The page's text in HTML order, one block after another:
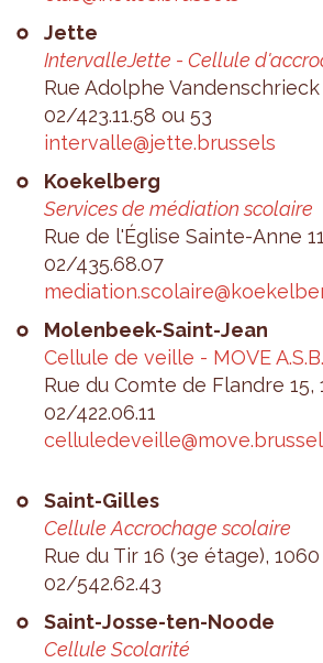
Jette
Inter­val­le­Jette - Cel­lule
Rue Adolphe
02/423.11.58 ou 53
inter­valle@​jette.​brussels
Koe­kel­berg
Ser­vices de média­tion sco­laire
Rue de l'Église Sainte-Anne
02/435.68.07
Molen­beek-Saint-Jean
Cel­lule de veille - MOVE
Rue du Comte de Flandre
02/422.06.11
Saint-Gilles
Cel­lule Accro­chage sco­laire
Rue du Tir 16 (3e étage),
02/542.62.43
Saint-Josse-ten-Noode
Cel­lule Sco­la­rité